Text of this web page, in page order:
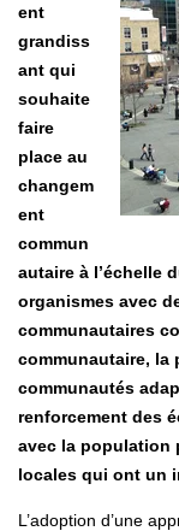
ent
grandiss
ant qui
souhaite
faire
place au
changem
ent
commun
autaire à l’échelle
organismes avec
communautaires
communautaire, la
communautés
renforcement des
avec la population
locales qui ont un
L’adoption d’une